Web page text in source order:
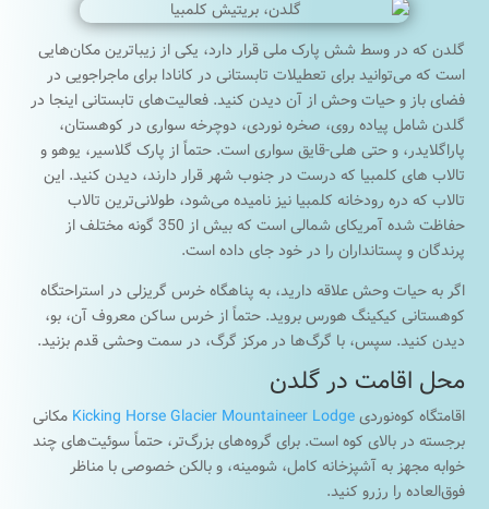
گلدن که در وسط شش پارک ملی قرار دارد، یکی از زیباترین مکان‌هایی
است که می‌توانید برای تعطیلات تابستانی در کانادا برای ماجراجویی در
فضای باز و حیات وحش از آن دیدن کنید. فعالیت‌های تابستانی اینجا در
گلدن شامل پیاده روی، صخره نوردی، دوچرخه سواری در کوهستان،
پاراگلایدر، و حتی هلی-قایق سواری است. حتماً از پارک گلاسیر، یوهو و
تالاب های کلمبیا که درست در جنوب شهر قرار دارند، دیدن کنید. این
تالاب که دره رودخانه کلمبیا نیز نامیده می‌شود، طولانی‌ترین تالاب
حفاظت شده آمریکای شمالی است که بیش از 350 گونه مختلف از
پرندگان و پستانداران را در خود جای داده است.
اگر به حیات وحش علاقه دارید، به پناهگاه خرس گریزلی در استراحتگاه
کوهستانی کیکینگ هورس بروید. حتماً از خرس ساکن معروف آن، بو،
دیدن کنید. سپس، با گرگ‌ها در مرکز گرگ، در سمت وحشی قدم بزنید.
محل اقامت در گلدن
اقامتگاه کوه‌نوردیKicking Horse Glacier Mountaineer Lodge مکانی
برجسته در بالای کوه است. برای گروه‌های بزرگ‌تر، حتماً سوئیت‌های چند
خوابه مجهز به آشپزخانه کامل، شومینه، و بالکن خصوصی با مناظر
فوق‌العاده را رزرو کنید.